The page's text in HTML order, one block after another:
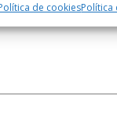
de cookies